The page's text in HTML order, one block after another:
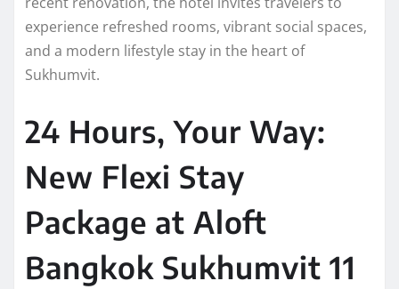
experience refreshed rooms, vibrant social spaces,
and a modern lifestyle stay in the heart of
Sukhumvit.
24 Hours, Your Way:
New Flexi Stay
Package at Aloft
Bangkok Sukhumvit 11